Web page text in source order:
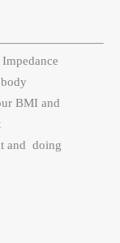
BMI and
and doing